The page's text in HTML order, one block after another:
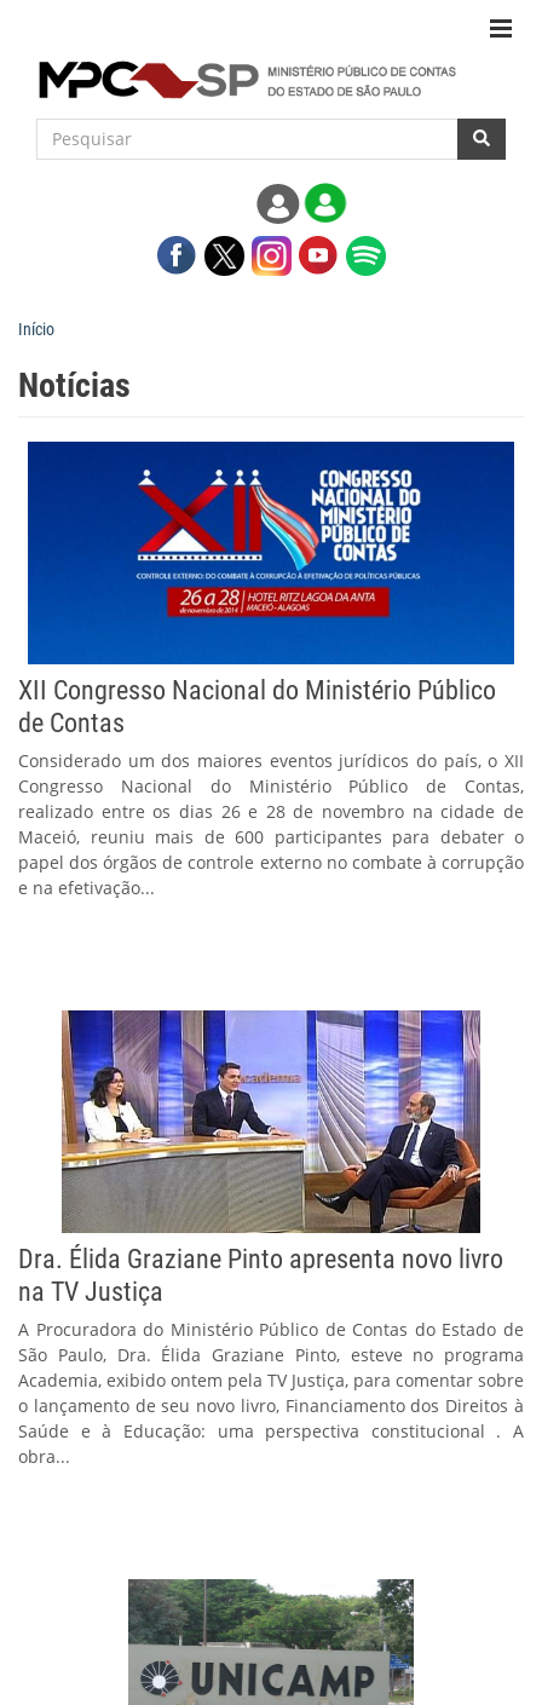
Início
Notícias
XII Congresso Nacional do Ministério Público
de Contas
Considerado um dos maiores eventos jurídicos do país, o XII
Congresso Nacional do Ministério Público de Contas,
realizado entre os dias 26 e 28 de novembro na cidade de
Maceió, reuniu mais de 600 participantes para debater o
papel dos órgãos de controle externo no combate à corrupção
e na efetivação...
Dra. Élida Graziane Pinto apresenta novo livro
na TV Justiça
A Procuradora do Ministério Público de Contas do Estado de
São Paulo, Dra. Élida Graziane Pinto, esteve no programa
Academia, exibido ontem pela TV Justiça, para comentar sobre
o lançamento de seu novo livro, Financiamento dos Direitos à
Saúde e à Educação: uma perspectiva constitucional . A
obra...